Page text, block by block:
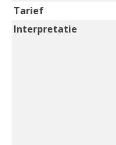
Tarief
Interpretatie